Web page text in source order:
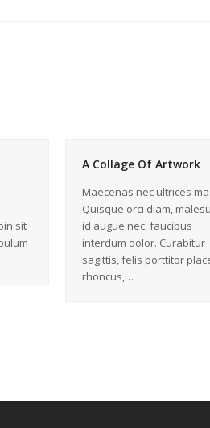
sit
A Collage Of Artwork
Maecenas nec ultrices
Quisque orci diam,
id augue nec, faucibus
interdum dolor. Curabitur
sagittis, felis porttitor
rhoncus,…